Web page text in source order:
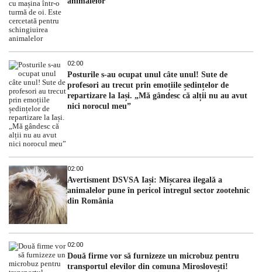
02:00
Posturile s-au ocupat unul câte unul! Sute de
profesori au trecut prin emoțiile ședințelor de
repartizare la Iași. „Mă gândesc că alții nu au avut
nici norocul meu”
02:00
Avertisment DSVSA Iași: Mișcarea ilegală a
animalelor pune în pericol întregul sector zootehnic
din România
02:00
Două firme vor să furnizeze un microbuz pentru
transportul elevilor din comuna Miroslovești!